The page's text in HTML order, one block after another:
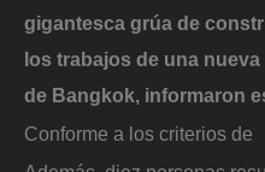
gigantesca grúa de
los trabajos de una
de Bangkok, informaron
Conforme a los criterios de